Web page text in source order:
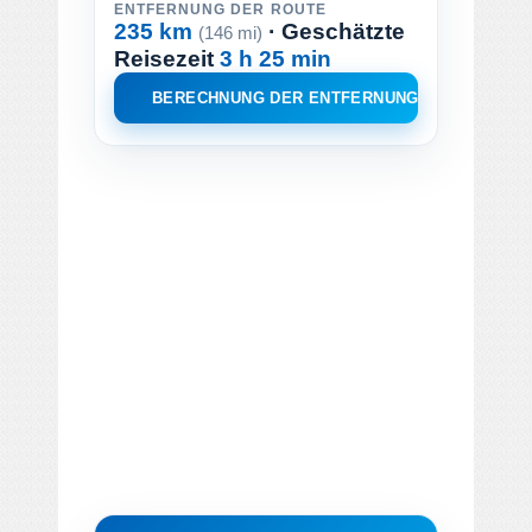
ENTFERNUNG DER ROUTE
235 km (146 mi) · Geschätzte
Reisezeit3 h 25 min
BERECHNUNG DER ENTFERNUNG